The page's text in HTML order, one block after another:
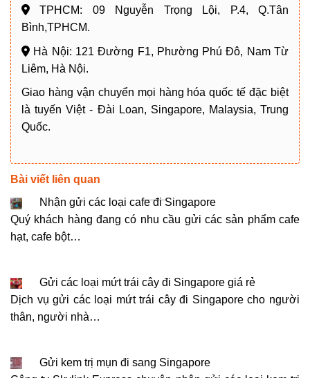
TPHCM: 09 Nguyễn Trọng Lội, P.4, Q.Tân
Bình,TPHCM.
Hà Nội: 121 Đường F1, Phường Phú Đô, Nam Từ
Liêm, Hà Nội.
Giao hàng vận chuyển mọi hàng hóa quốc tế đặc biệt
là tuyến Việt - Đài Loan, Singapore, Malaysia, Trung
Quốc.
Bài viết liên quan
Nhận gửi các loại cafe đi Singapore
Quý khách hàng đang có nhu cầu gửi các sản phẩm cafe
hạt, cafe bột…
Gửi các loại mứt trái cây đi Singapore giá rẻ
Dịch vụ gửi các loại mứt trái cây đi Singapore cho người
thân, người nhà…
Gửi kem trị mụn đi sang Singapore